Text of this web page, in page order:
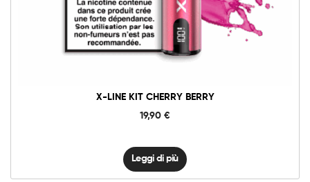
X-LINE KIT CHERRY BERRY
19,90 €
Leggi di più